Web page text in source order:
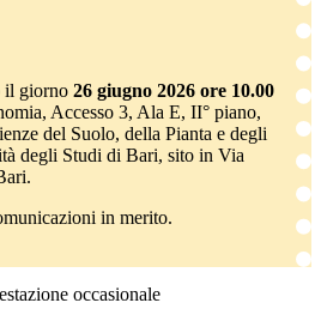
il giorno 26 giugno 2026 ore 10.00
Accesso 3, Ala E, II° piano,
del Suolo, della Pianta e degli
degli Studi di Bari, sito in Via
in merito.
occasionale